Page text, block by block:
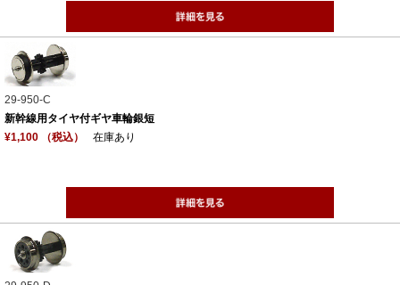
29-950-C
新幹線用タイヤ付ギヤ車輪銀短
¥1,100 （税込）
在庫あり